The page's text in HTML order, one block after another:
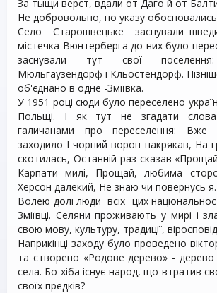
За тыщи верст, вдали от Даго й от
Не добровольно, по указу
Село Старошвецьке заснували
містечка Вюнтерберга до них було
заснували тут свої
Мюльгаузендорф і Кльостендорф.
об'єднано в одне -Зміївка.
У 1951 році сюди було переселено
Польщі. І як тут не згадати слова
галичанами про переселення:
заходило І чорний ворон накрякав, На
скотилась, Останній раз сказав
Карпати милі, Прощай, любима
Херсон далекий, Не знаю чи повернусь я.
Волею долі люди всіх цих
Зміївці. Селяни проживають у мирі і
свою мову, культуру, традиції,
Наприкінці заходу було проведено
та створено «Родове дерево» -
села. Бо хіба існує народ, що втратив
своїх предків?